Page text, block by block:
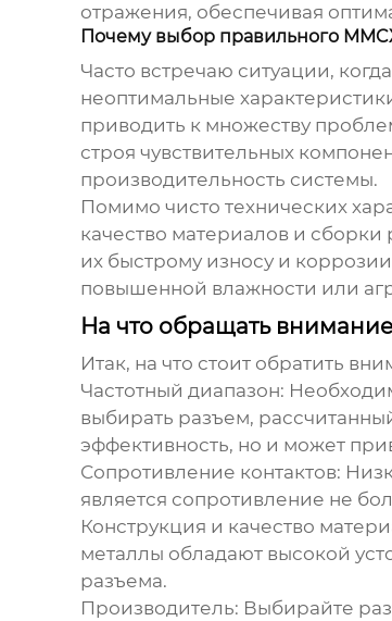
отражения, обеспечивая
Почему выбор правильного
Часто встречаю ситуации,
неоптимальные
приводить к множеству
строя чувствительных
производительность системы.
Помимо чисто технических
качество материалов и
их быстрому износу и
повышенной влажности или
На что обращать
Итак, на что стоит обратить
Частотный диапазон:
выбирать разъем,
эффективность, но и может
Сопротивление контактов:
является сопротивление не
Конструкция и качество
металлы обладают высокой
разъема.
Производитель: Выбирайте